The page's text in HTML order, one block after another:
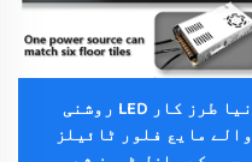
نیا طرز کار LED روشنی
والے مایع فلور ٹائیلز